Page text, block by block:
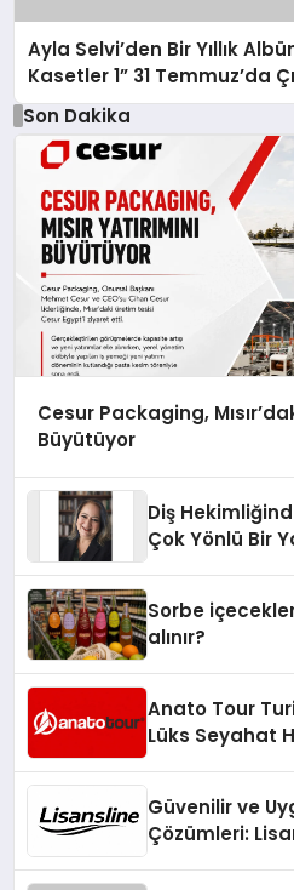
Ayla Selvi’den Bir Yıllık
Kasetler 1” 31 Temmuz’da
Son Dakika
Cesur Packaging,
Büyütüyor
Diş
Çok Yönlü Bir
Sorbe
alınır?
Anato Tour
Lüks Seyahat
Güvenilir ve
Çözümleri: